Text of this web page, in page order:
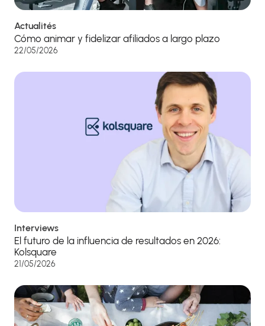
Actualités
Cómo animar y fidelizar afiliados a largo plazo
22/05/2026
Interviews
El futuro de la influencia de resultados en 2026:
Kolsquare
21/05/2026